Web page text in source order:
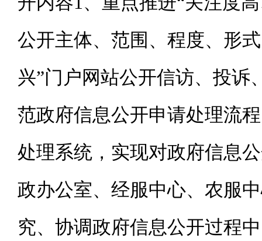
公开主体、范围、程度、形
兴”门户网站公开信访、投诉
范政府信息公开申请处理流
处理系统，实现对政府信息
政办公室、经服中心、农服
究、协调政府信息公开过程